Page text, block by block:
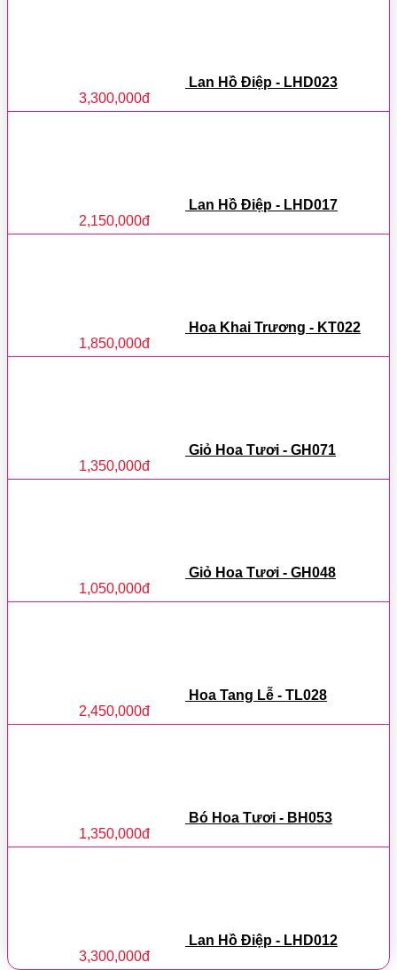
Lan Hồ Điệp - LHD023
3,300,000đ
Lan Hồ Điệp - LHD017
2,150,000đ
Hoa Khai Trương - KT022
1,850,000đ
Giỏ Hoa Tươi - GH071
1,350,000đ
Giỏ Hoa Tươi - GH048
1,050,000đ
Hoa Tang Lễ - TL028
2,450,000đ
Bó Hoa Tươi - BH053
1,350,000đ
Lan Hồ Điệp - LHD012
3,300,000đ